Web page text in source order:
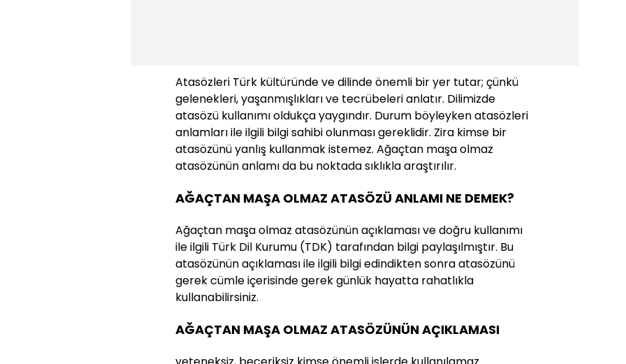
Atasözleri Türk kültüründe ve dilinde önemli bir yer tutar; çünkü
gelenekleri, yaşanmışlıkları ve tecrübeleri anlatır. Dilimizde
atasözü kullanımı oldukça yaygındır. Durum böyleyken atasözleri
anlamları ile ilgili bilgi sahibi olunması gereklidir. Zira kimse bir
atasözünü yanlış kullanmak istemez. Ağaçtan maşa olmaz
atasözünün anlamı da bu noktada sıklıkla araştırılır.
AĞAÇTAN MAŞA OLMAZ ATASÖZÜ ANLAMI NE DEMEK?
Ağaçtan maşa olmaz atasözünün açıklaması ve doğru kullanımı
ile ilgili Türk Dil Kurumu (TDK) tarafından bilgi paylaşılmıştır. Bu
atasözünün açıklaması ile ilgili bilgi edindikten sonra atasözünü
gerek cümle içerisinde gerek günlük hayatta rahatlıkla
kullanabilirsiniz.
AĞAÇTAN MAŞA OLMAZ ATASÖZÜNÜN AÇIKLAMASI